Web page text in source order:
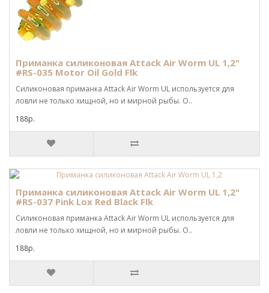
Приманка силиконовая Attack Air Worm UL 1,2"
#RS-035 Motor Oil Gold Flk
Силиконовая приманка Attack Air Worm UL используется для
ловли не только хищной, но и мирной рыбы. О..
188р.
Приманка силиконовая Attack Air Worm UL 1,2"
#RS-037 Pink Lox Red Black Flk
Силиконовая приманка Attack Air Worm UL используется для
ловли не только хищной, но и мирной рыбы. О..
188р.